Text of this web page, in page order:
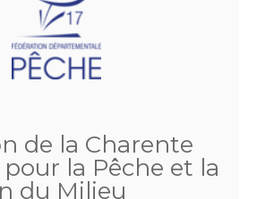
de la Charente
la Pêche et la
du Milieu